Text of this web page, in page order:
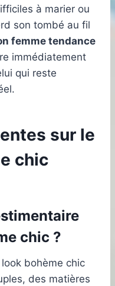
à marier ou
son tombé au fil
femme tendance
immédiatement
qui reste
sur le
chic
chic ?
bohème chic
des matières